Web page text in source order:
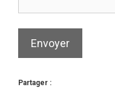
Envoyer
Partager :